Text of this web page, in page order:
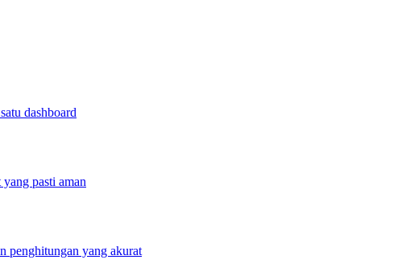
dashboard
pasti aman
penghitungan yang akurat